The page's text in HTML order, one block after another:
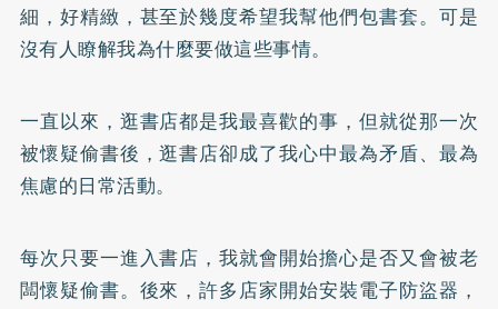
細，好精緻，甚至於幾度希望我幫他們包書套。可是
沒有人瞭解我為什麼要做這些事情。
一直以來，逛書店都是我最喜歡的事，但就從那一次
被懷疑偷書後，逛書店卻成了我心中最為矛盾、最為
焦慮的日常活動。
每次只要一進入書店，我就會開始擔心是否又會被老
闆懷疑偷書。後來，許多店家開始安裝電子防盜器，